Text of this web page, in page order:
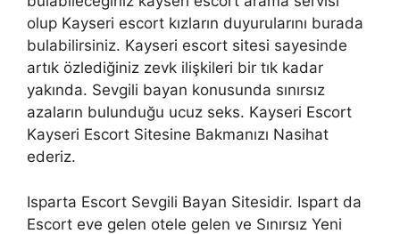
olup Kayseri escort kızların duyurularını burada
bulabilirsiniz. Kayseri escort sitesi sayesinde
artık özlediğiniz zevk ilişkileri bir tık kadar
yakında. Sevgili bayan konusunda sınırsız
azaların bulunduğu ucuz seks. Kayseri Escort
Kayseri Escort Sitesine Bakmanızı Nasihat
ederiz.
Isparta Escort Sevgili Bayan Sitesidir. Ispart da
Escort eve gelen otele gelen ve Sınırsız Yeni